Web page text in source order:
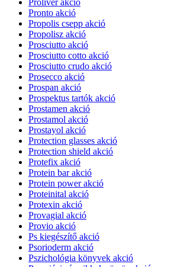
Pronto akció
Propolis csepp akció
Propolisz akció
Prosciutto akció
Prosciutto cotto akció
Prosciutto crudo akció
Prosecco akció
Prospan akció
Prospektus tartók akció
Prostamen akció
Prostamol akció
Prostayol akció
Protection glasses akció
Protection shield akció
Protefix akció
Protein bar akció
Protein power akció
Proteinital akció
Protexin akció
Provagial akció
Provio akció
Ps kiegészítő akció
Psorioderm akció
Pszichológia könyvek akció